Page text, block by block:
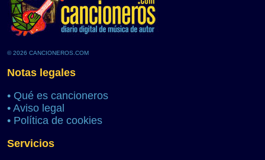
© 2026 CANCIONEROS.COM
Notas legales
• Qué es cancioneros
• Aviso legal
• Política de cookies
Servicios